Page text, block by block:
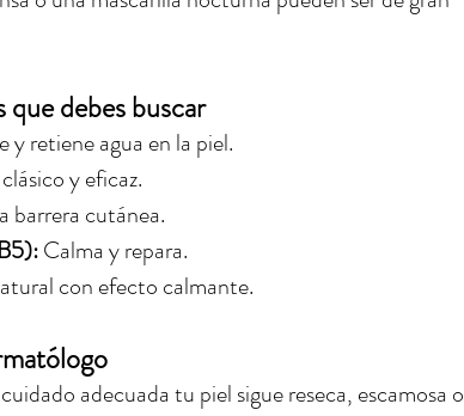
debes buscar
y retiene agua en la piel.
y eficaz.
barrera cutánea.
Calma y repara.
con efecto calmante.
adecuada tu piel sigue reseca, escamosa o